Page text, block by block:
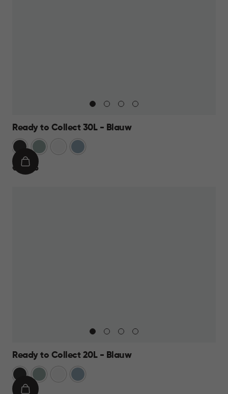
Ready to Collect 30L - Blauw
Donkergrijs
Groen Blauw
€
€ 24,95
IN
Ready to Collect 20L - Blauw
Donkergrijs
Groen Blauw